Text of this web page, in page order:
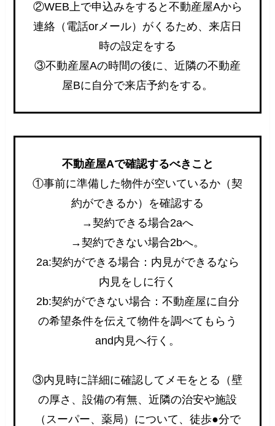
②WEB上で申込みをすると不動産屋Aから
連絡（電話orメール）がくるため、来店日
時の設定をする
③不動産屋Aの時間の後に、近隣の不動産
屋Bに自分で来店予約をする。
不動産屋Aで確認するべきこと
①事前に準備した物件が空いているか（契
約ができるか）を確認する
→契約できる場合2aへ
→契約できない場合2bへ。
2a:契約ができる場合：内見ができるなら
内見をしに行く
2b:契約ができない場合：不動産屋に自分
の希望条件を伝えて物件を調べてもらう
and内見へ行く。
③内見時に詳細に確認してメモをとる（壁
の厚さ、設備の有無、近隣の治安や施設
（スーパー、薬局）について、徒歩●分で